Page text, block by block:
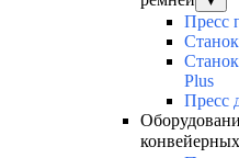
Пресс
Plus
Пресс